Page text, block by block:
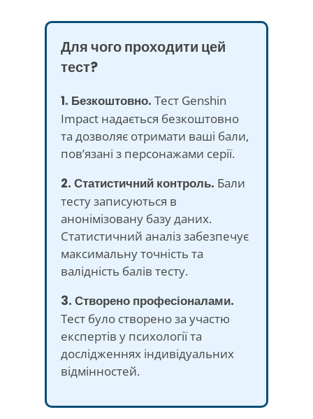
Для чого проходити цей
тест?
1. Безкоштовно. Тест Genshin
Impact надається безкоштовно
та дозволяє отримати ваші бали,
пов’язані з персонажами серії.
2. Статистичний контроль. Бали
тесту записуються в
анонімізовану базу даних.
Статистичний аналіз забезпечує
максимальну точність та
валідність балів тесту.
3. Створено професіоналами.
Тест було створено за участю
експертів у психології та
дослідженнях індивідуальних
відмінностей.